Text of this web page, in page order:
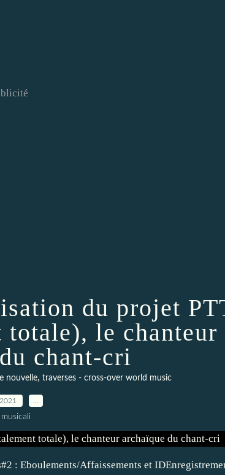
du projet
totale), le chanteur
chant-cri
nouvelle, traverses - cross-over world music
musicali
: Eboulements/Affaissements et